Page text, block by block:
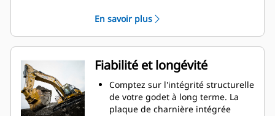
double améliore le flux des
matières dans le godet. Le
dégagement de talon accru
garantit que le fond du godet ne
frotte pas, ce qui réduit les coûts
d'entretien.
La consommation de carburant est
maximale lors de l'excavation. Les
En savoir plus
Fiabilité et longévité
Comptez sur l'intégrité structurelle
de votre godet à long terme. La
plaque de charnière intégrée